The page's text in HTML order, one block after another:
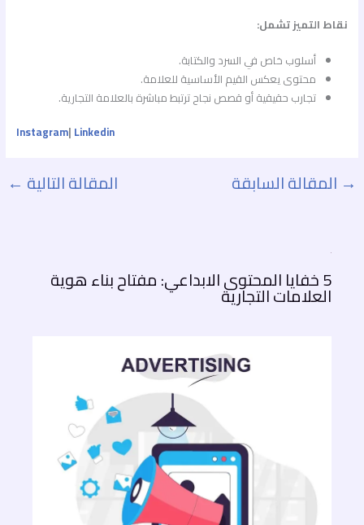
نقاط التميز تشمل:
أسلوب خاص في السرد والكتابة.
محتوى يعكس القيم الأساسية للعلامة.
تجارب حقيقية أو قصص نجاح ترتبط مباشرة بالعلامة التجارية.
Instagram| Linkedin
→ المقالة السابقة المقالة التالية ←
5 خفايا المحتوى الابداعي: مفتاح بناء هوية
العلامات التجارية